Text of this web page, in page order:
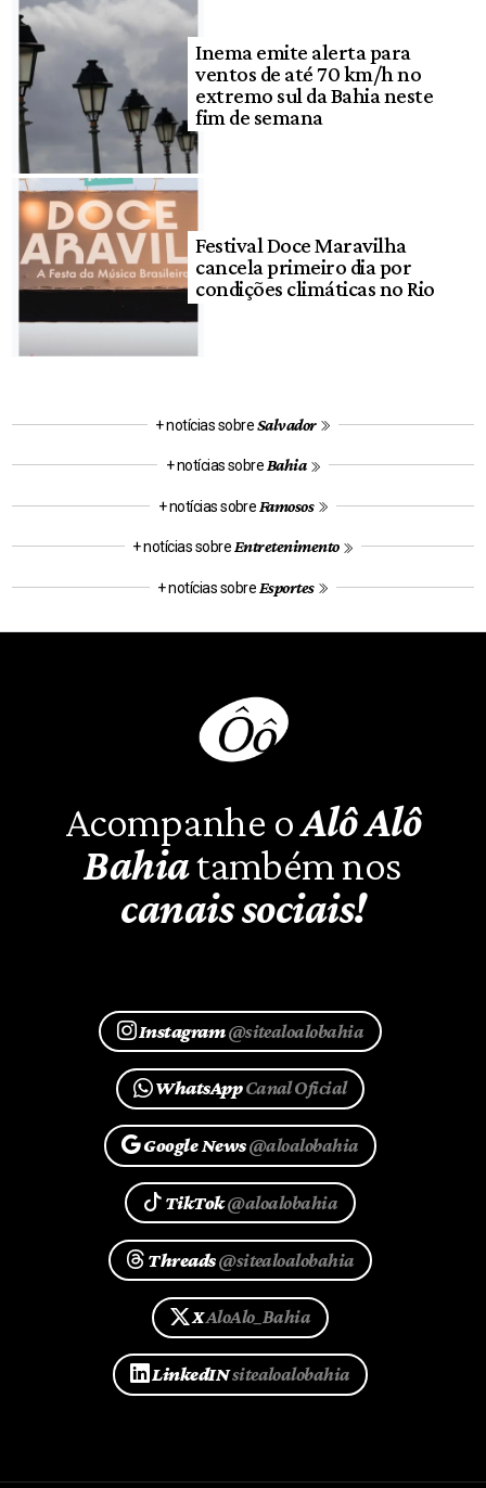
Inema emite alerta para
ventos de até 70 km/h no
extremo sul da Bahia neste
fim de semana
Festival Doce Maravilha
cancela primeiro dia por
condições climáticas no Rio
+ notícias sobreSalvador
+ notícias sobre Bahia
+ notícias sobre Famosos
+ notícias sobre Entretenimento
+ notícias sobre Esportes
Acompanhe oAlô Alô
Bahiatambém nos
canais sociais!
Instagram@sitealoalobahia
WhatsAppCanal Oficial
Google News@aloalobahia
TikTok@aloalobahia
Threads@sitealoalobahia
XAloAlo_Bahia
LinkedINsitealoalobahia